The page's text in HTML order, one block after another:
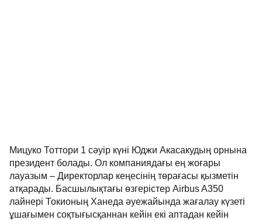
Мицуко Тоттори 1 сәуір күні Юджи Акасакудың орнына
президент болады. Ол компаниядағы ең жоғары
лауазым – Директорлар кеңесінің төрағасы қызметін
атқарады. Басшылықтағы өзгерістер Airbus A350
лайнері Токионың Ханеда әуежайында жағалау күзеті
ұшағымен соқтығысқаннан кейін екі аптадан кейін